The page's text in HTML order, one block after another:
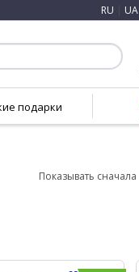
RU UA
подарки
Показывать сначала